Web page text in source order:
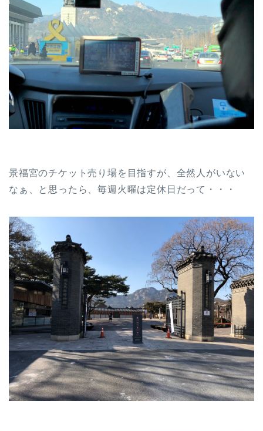
景福宮のチケット売り場を目指すが、全然人がいない
なぁ、と思ったら、毎週火曜は定休日だって・・・